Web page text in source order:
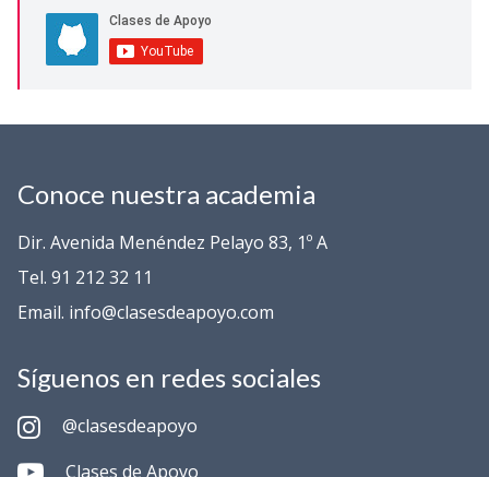
Conoce nuestra academia
Dir. Avenida Menéndez Pelayo 83, 1º A
Tel. 91 212 32 11
Email. info@clasesdeapoyo.com
Síguenos en redes sociales
@clasesdeapoyo
Clases de Apoyo